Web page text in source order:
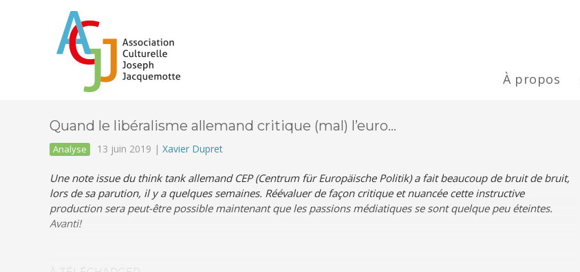
À propos
Quand le libéralisme allemand critique (mal) l’euro…
Analyse 13 juin 2019 | Xavier Dupret
Une note issue du think tank allemand CEP (Centrum für Europäische Politik) a fait beaucoup de bruit de bruit,
lors de sa parution, il y a quelques semaines. Réévaluer de façon critique et nuancée cette instructive
production sera peut-être possible maintenant que les passions médiatiques se sont quelque peu éteintes.
Avanti!